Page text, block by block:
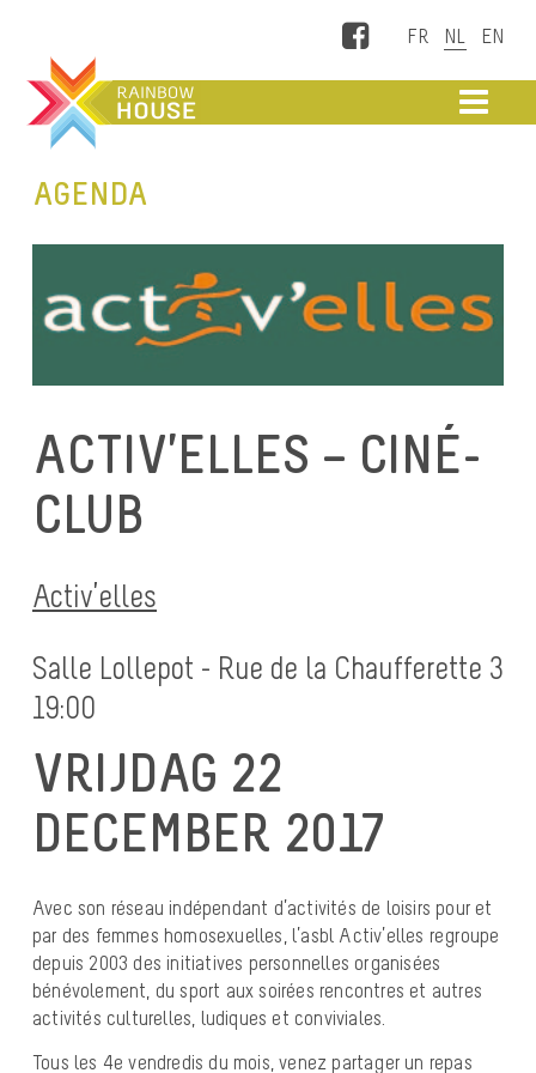
Facebook
AGENDA
ACTIV’ELLES – CINÉ-
CLUB
Activ’elles
Salle Lollepot - Rue de la Chaufferette 3
19:00
VRIJDAG 22
DECEMBER 2017
Avec son réseau indépendant d’activités de loisirs pour et
par des femmes homosexuelles, l’asbl Activ’elles regroupe
depuis 2003 des initiatives personnelles organisées
bénévolement, du sport aux soirées rencontres et autres
activités culturelles, ludiques et conviviales.
Tous les 4e vendredis du mois, venez partager un repas